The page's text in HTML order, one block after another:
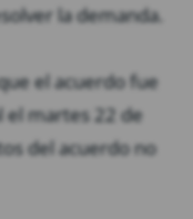
la demanda.
el acuerdo fue
martes 22 de
del acuerdo no